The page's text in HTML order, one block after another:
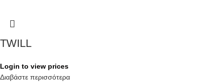
TWILL
Login to view prices
Διαβάστε περισσότερα